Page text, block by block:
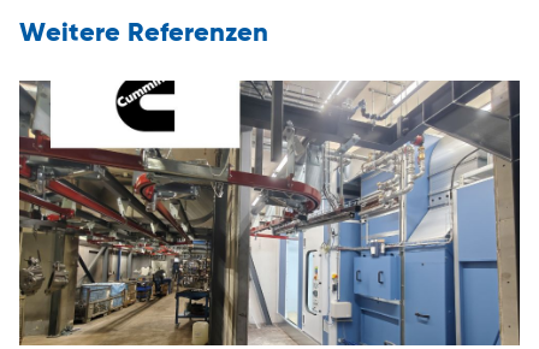
Weitere Referenzen